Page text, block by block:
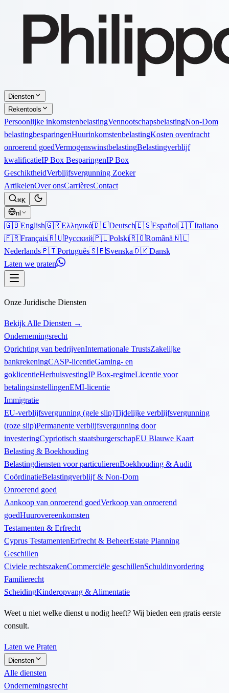
Diensten
Rekentools
Persoonlijke inkomstenbelastingVennootschapsbelastingNon-Dom
belastingbesparingenHuurinkomstenbelastingKosten overdracht
onroerend goedVermogenswinstbelastingBelastingverblijf
kwalificatieIP Box BesparingenIP Box
GeschiktheidVerblijfsvergunning Zoeker
ArtikelenOver onsCarrièresContact
⌘K
nl
🇬🇧English🇬🇷Ελληνικά🇩🇪Deutsch🇪🇸Español🇮🇹Italiano
🇫🇷Français🇷🇺Русский🇵🇱Polski🇷🇴Română🇳🇱
Nederlands🇵🇹Português🇸🇪Svenska🇩🇰Dansk
Laten we praten
Onze Juridische Diensten
Bekijk Alle Diensten →
Ondernemingsrecht
Oprichting van bedrijvenInternationale TrustsZakelijke
bankrekeningCASP-licentieGaming- en
goklicentieHerhuisvestingIP Box-regimeLicentie voor
betalingsinstellingenEMI-licentie
Immigratie
EU-verblijfsvergunning (gele slip)Tijdelijke verblijfsvergunning
(roze slip)Permanente verblijfsvergunning door
investeringCypriotisch staatsburgerschapEU Blauwe Kaart
Belasting & Boekhouding
Belastingdiensten voor particulierenBoekhouding & Audit
CoördinatieBelastingverblijf & Non-Dom
Onroerend goed
Aankoop van onroerend goedVerkoop van onroerend
goedHuurovereenkomsten
Testamenten & Erfrecht
Cyprus TestamentenErfrecht & BeheerEstate Planning
Geschillen
Civiele rechtszakenCommerciële geschillenSchuldinvordering
Familierecht
ScheidingKinderopvang & Alimentatie
Weet u niet welke dienst u nodig heeft? Wij bieden een gratis eerste
consult.
Laten we Praten
Diensten
Alle diensten
Ondernemingsrecht